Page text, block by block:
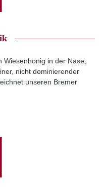
in der Nase,
nicht dominierender
unseren Bremer